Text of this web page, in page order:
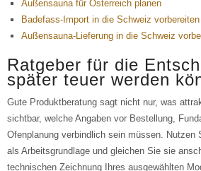
Außensauna für Österreich planen
Badefass-Import in die Schweiz vorbereiten
Außensauna-Lieferung in die Schweiz
Ratgeber für die
später teuer werden
Gute Produktberatung sagt nicht nur, was
sichtbar, welche Angaben vor Bestellung,
Ofenplanung verbindlich sein müssen. Nutzen
als Arbeitsgrundlage und gleichen Sie sie
technischen Zeichnung Ihres ausgewählten